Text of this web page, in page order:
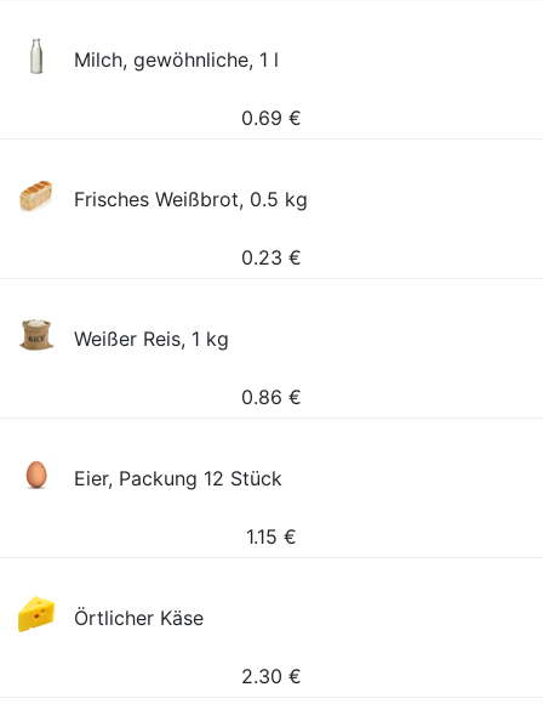
Milch, gewöhnliche, 1 l
0.69 €
Frisches Weißbrot, 0.5 kg
0.23 €
Weißer Reis, 1 kg
0.86 €
Eier, Packung 12 Stück
1.15 €
Örtlicher Käse
2.30 €